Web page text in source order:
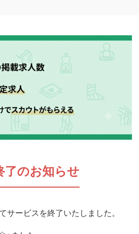
了のお知らせ
ービスを終了いたしました。